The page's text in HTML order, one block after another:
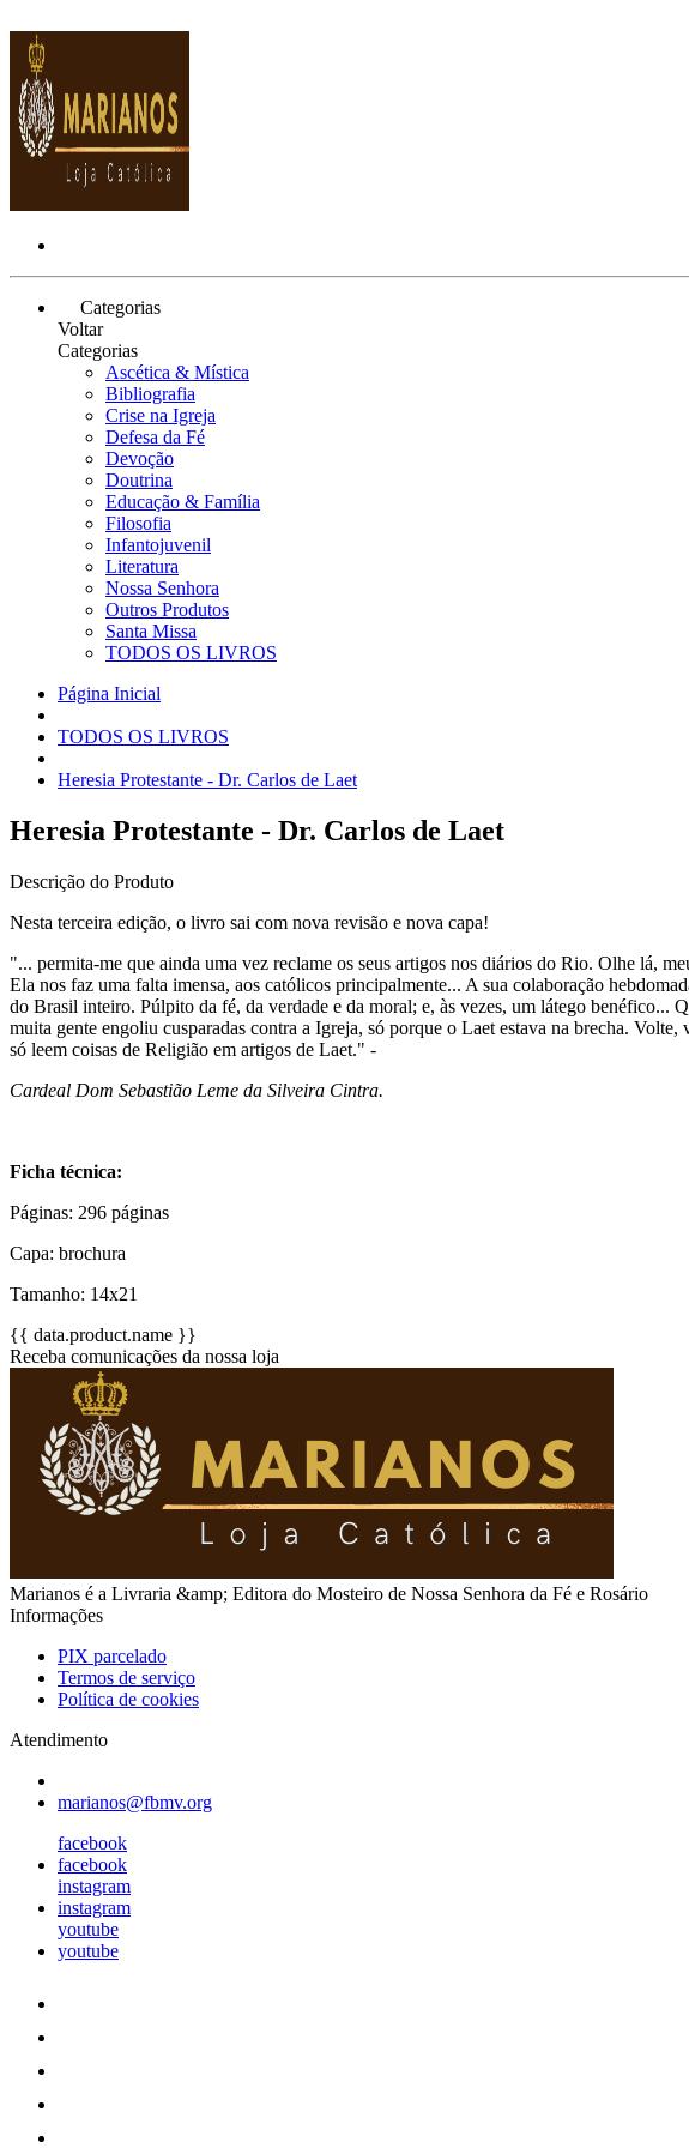
Categorias
Voltar
Categorias
Ascética & Mística
Bibliografia
Crise na Igreja
Defesa da Fé
Devoção
Doutrina
Educação & Família
Filosofia
Infantojuvenil
Literatura
Nossa Senhora
Outros Produtos
Santa Missa
TODOS OS LIVROS
Página Inicial
TODOS OS LIVROS
Heresia Protestante - Dr. Carlos de Laet
Heresia Protestante - Dr. Carlos de Laet
Descrição do Produto
Nesta terceira edição, o livro sai com nova revisão e nova capa!
"... permita-me que ainda uma vez reclame os seus artigos nos diários do Rio. Olhe lá,
Ela nos faz uma falta imensa, aos católicos principalmente... A sua colaboração
do Brasil inteiro. Púlpito da fé, da verdade e da moral; e, às vezes, um látego benéfico...
muita gente engoliu cusparadas contra a Igreja, só porque o Laet estava na brecha.
só leem coisas de Religião em artigos de Laet." -
Cardeal Dom Sebastião Leme da Silveira Cintra.
Ficha técnica:
Páginas: 296 páginas
Capa: brochura
Tamanho: 14x21
{{ data.product.name }}
Receba comunicações da nossa loja
Marianos é a Livraria &amp; Editora do Mosteiro de Nossa Senhora da Fé e Rosário
Informações
PIX parcelado
Termos de serviço
Política de cookies
Atendimento
marianos@fbmv.org
facebook
facebook
instagram
instagram
youtube
youtube